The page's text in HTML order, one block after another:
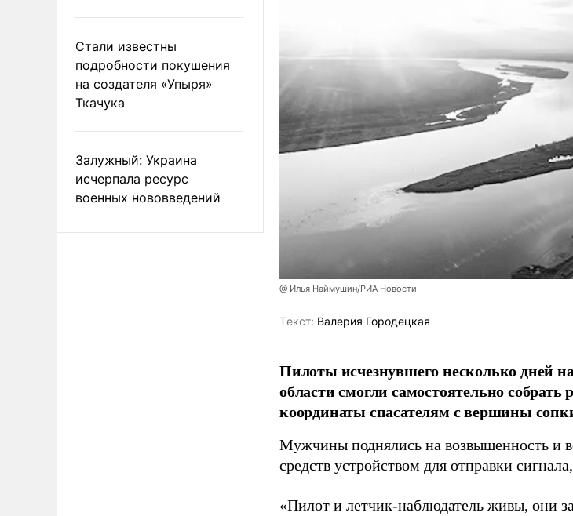
Стали известны
подробности покушения
на создателя «Упыря»
Ткачука
Залужный: Украина
исчерпала ресурс
военных нововведений
@ Илья Наймушин/РИА Новости
Tекст: Валерия Городецкая
Пилоты исчезнувшего несколько дней
области смогли самостоятельно
координаты спасателям с вершины
Мужчины поднялись на возвышенность и
средств устройством для отправки
«Пилот и летчик-наблюдатель живы, они